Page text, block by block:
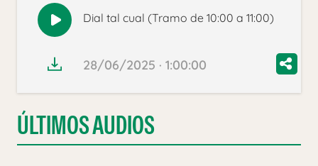
Reproducir
audio
Dial tal cual (Tramo de 10:00 a 11:00)
28/06/2025 · 1:00:00
ÚLTIMOS AUDIOS